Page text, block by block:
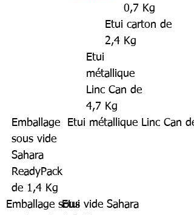
0,7 Kg
Etui carton de
2,4 Kg
Etui
métallique
Linc Can de
4,7 Kg
Emballage
sous vide
Sahara
ReadyPack
de 1,4 Kg
Etui métallique Linc Can
Emballage sous vide Sahara
Etui